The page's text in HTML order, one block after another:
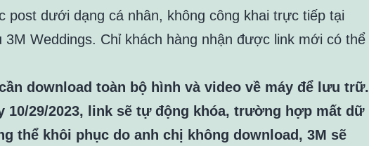
post dưới dạng cá nhân, không công khai trực tiếp tại
3M Weddings. Chỉ khách hàng nhận được link mới có thể
download toàn bộ hình và video về máy để lưu trữ.
10/29/2023, link sẽ tự động khóa, trường hợp mất dữ
thể khôi phục do anh chị không download, 3M sẽ